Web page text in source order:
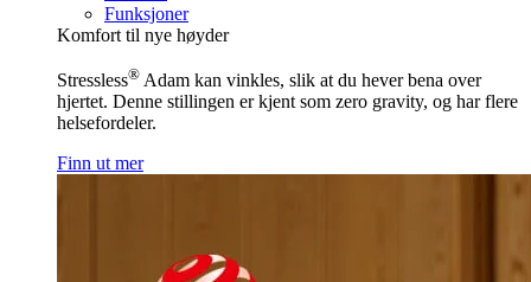
Funksjoner
Komfort til nye høyder
Stressless® Adam kan vinkles, slik at du hever bena over
hjertet. Denne stillingen er kjent som zero gravity, og har flere
helsefordeler.
Finn ut mer